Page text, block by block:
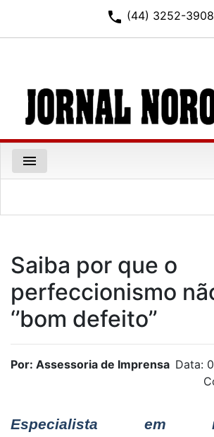
phone (44) 3252-3908
menu
Saiba por que o
perfeccionismo
‘’bom defeito’’
Por: Assessoria de Imprensa Data:
Especialista em